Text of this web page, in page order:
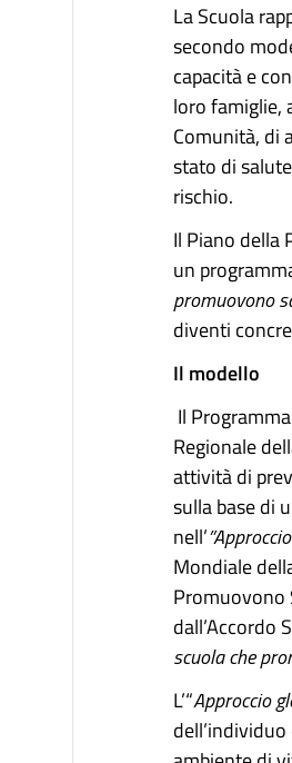
La Scuola
secondo
capacità e
loro famiglie,
Comunità, di
stato di
rischio.
Il Piano della
un
promuovono
diventi
Il modello
Il
Regionale
attività di
sulla base di
nell’
Mondiale
Promuovono
dall’Accordo
scuola che
L’“Approccio
dell’individuo